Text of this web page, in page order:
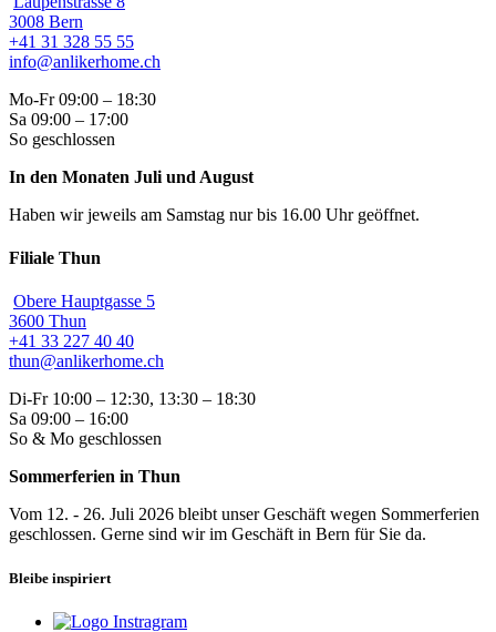
3008 Bern
+41 31 328 55 55
info@anlikerhome.ch
Mo-Fr 09:00 – 18:30
Sa 09:00 – 17:00
So geschlossen
In den Monaten Juli und August
Haben wir jeweils am Samstag nur bis 16.00 Uhr geöffnet.
Filiale Thun
Obere Hauptgasse 5
3600 Thun
+41 33 227 40 40
thun@anlikerhome.ch
Di-Fr 10:00 – 12:30, 13:30 – 18:30
Sa 09:00 – 16:00
So & Mo geschlossen
Sommerferien in Thun
Vom 12. - 26. Juli 2026 bleibt unser Geschäft wegen Sommerferien
geschlossen. Gerne sind wir im Geschäft in Bern für Sie da.
Bleibe inspiriert